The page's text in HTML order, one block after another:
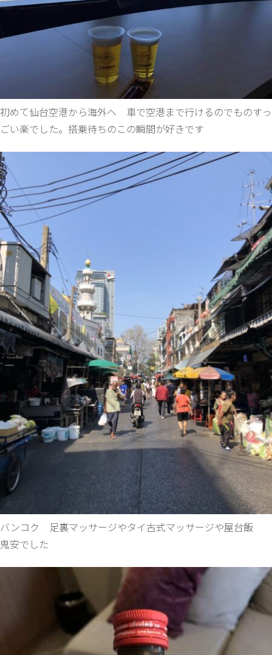
初めて仙台空港から海外へ 車で空港まで行けるのでものすっ
ごい楽でした。搭乗待ちのこの瞬間が好きです
バンコク 足裏マッサージやタイ古式マッサージや屋台飯
鬼安でした